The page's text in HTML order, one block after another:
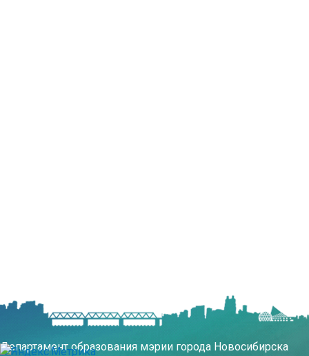
Департамент образования мэрии города Новосибирска